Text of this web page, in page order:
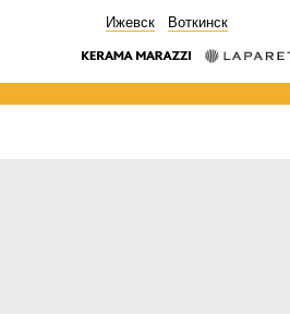
Ижевск Воткинск